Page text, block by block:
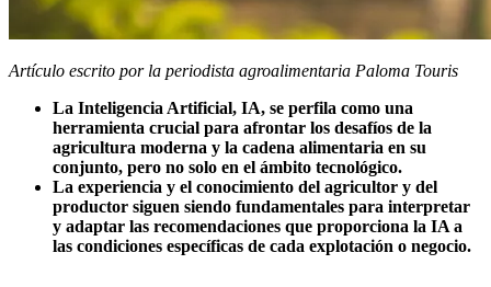
Artículo escrito por la periodista agroalimentaria Paloma Touris
La Inteligencia Artificial, IA, se perfila como una
herramienta crucial para afrontar los desafíos de la
agricultura moderna y la cadena alimentaria en su
conjunto, pero no solo en el ámbito tecnológico.
La experiencia y el conocimiento del agricultor y del
productor siguen siendo fundamentales para interpretar
y adaptar las recomendaciones que proporciona la IA a
las condiciones específicas de cada explotación o negocio.